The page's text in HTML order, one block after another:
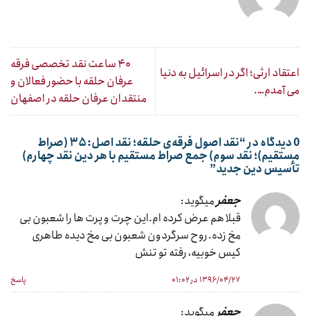
اعتقاد ارثی؛ اگر در اسرائیل به دنیا
می آمدم….
۴۰ ساعت نقد تخصصی فرقه
عرفان حلقه با حضور فعالان و
منتقدان عرفان حلقه در اصفهان
0 دیدگاه در “ نقد اصول فرقه‌ی حلقه؛ نقد اصل: ۳۵ (صراط
مستقیم)؛ نقد سوم) جمع صراط مستقیم با هر دین نقد چهارم)
تأسیس دین جدید”
جعفرمیگوید:
قبلا هم عرض کرده ام.این چرت و پرت ها را شعبون بی
مخ زده. روح سرگردون شعبون بی مخ دیده طاهری
کیس خوبیه، رفته تو تنش
۱۳۹۶/۰۴/۲۷ در ۰۱:۰۲ پاسخ
جعفرمیگوید: